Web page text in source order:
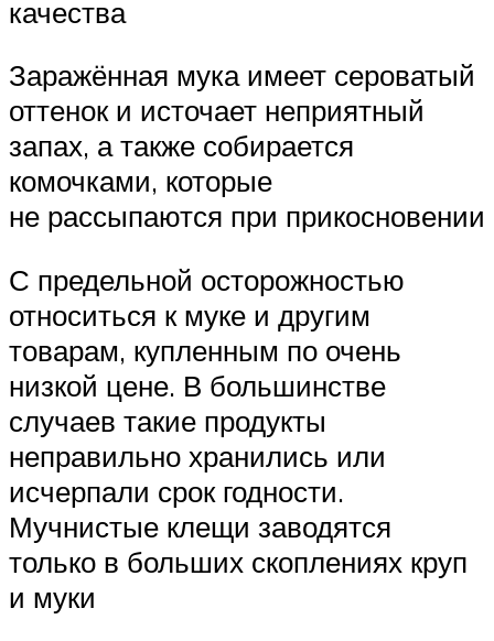
качества
Заражённая мука имеет сероватый
оттенок и источает неприятный
запах, а также собирается
комочками, которые
не рассыпаются при прикосновении
С предельной осторожностью
относиться к муке и другим
товарам, купленным по очень
низкой цене. В большинстве
случаев такие продукты
неправильно хранились или
исчерпали срок годности.
Мучнистые клещи заводятся
только в больших скоплениях круп
и муки